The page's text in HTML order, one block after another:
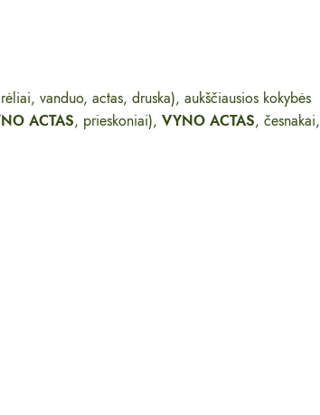
vanduo, actas, druska), aukščiausios kokybės
ACTAS, prieskoniai), VYNO ACTAS, česnakai,